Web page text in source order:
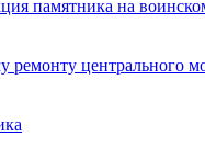
памятника на
центрального